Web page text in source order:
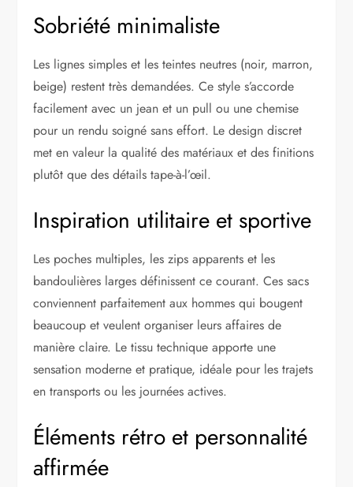
Sobriété minimaliste
Les lignes simples et les teintes neutres (noir, marron,
beige) restent très demandées. Ce style s’accorde
facilement avec un jean et un pull ou une chemise
pour un rendu soigné sans effort. Le design discret
met en valeur la qualité des matériaux et des finitions
plutôt que des détails tape-à-l’œil.
Inspiration utilitaire et sportive
Les poches multiples, les zips apparents et les
bandoulières larges définissent ce courant. Ces sacs
conviennent parfaitement aux hommes qui bougent
beaucoup et veulent organiser leurs affaires de
manière claire. Le tissu technique apporte une
sensation moderne et pratique, idéale pour les trajets
en transports ou les journées actives.
Éléments rétro et personnalité
affirmée